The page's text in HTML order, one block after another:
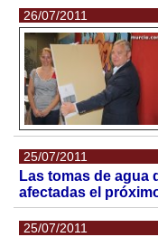
26/07/2011
25/07/2011
Las tomas de agua
afectadas el
25/07/2011